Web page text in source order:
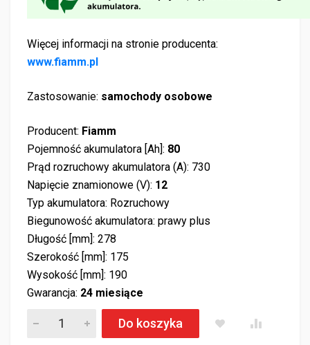
Więcej informacji na stronie producenta:
www.fiamm.pl
Zastosowanie: samochody osobowe
Producent: Fiamm
Pojemność akumulatora [Ah]: 80
Prąd rozruchowy akumulatora (A): 730
Napięcie znamionowe (V): 12
Typ akumulatora: Rozruchowy
Biegunowość akumulatora: prawy plus
Długość [mm]: 278
Szerokość [mm]: 175
Wysokość [mm]: 190
Gwarancja: 24 miesiące
Akumulator FIAMM TITANIUM PRO 12V 80Ah 730A Prawy
Do koszyka